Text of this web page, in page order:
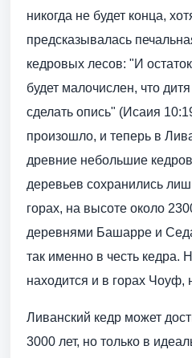
никогда не будет конца,
предсказывалась
кедровых лесов: "И
будет малочислен, что
сделать опись" (Исаия
произошло, и теперь в
древние небольшие
деревьев сохранились
горах, на высоте около
деревнями Башарре и
так именно в честь
находится и в горах Чоуф,
Ливанский кедр может
3000 лет, но только в